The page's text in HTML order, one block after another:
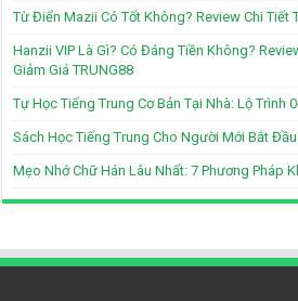
Từ Điển Mazii Có Tốt Không? Review Chi Tiết
Hanzii VIP Là Gì? Có Đáng Tiền Không?
Giảm Giá TRUNG88
Tự Học Tiếng Trung Cơ Bản Tại Nhà: Lộ Trình
Sách Học Tiếng Trung Cho Người Mới Bắt
Mẹo Nhớ Chữ Hán Lâu Nhất: 7 Phương Pháp